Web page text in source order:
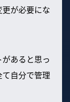
が必要にな
あると思っ
自分で管理